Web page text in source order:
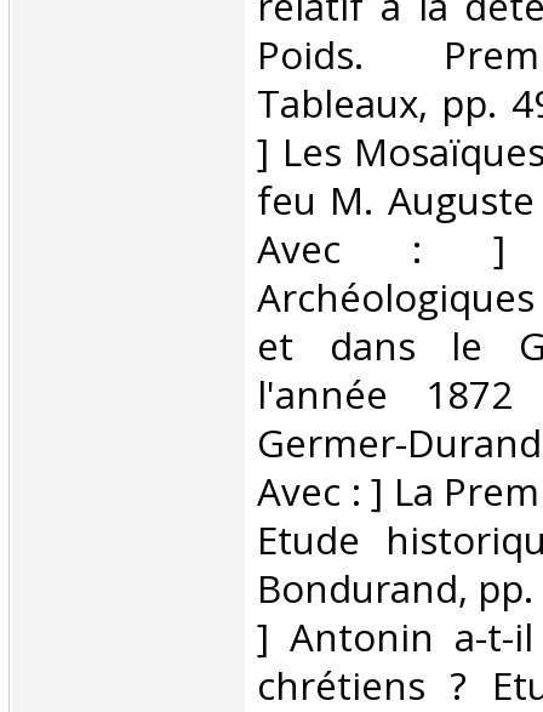
Poids.
Tableaux, pp.
] Les
feu M.
Avec : ]
et dans le
l'année
Germer-
Avec : ] La
Etude
Bondurand,
] Antonin a-t-
chrétiens ?